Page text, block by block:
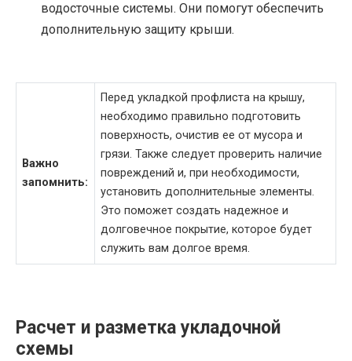
водосточные системы. Они помогут обеспечить
дополнительную защиту крыши.
Важно
запомнить:
Перед укладкой профлиста на крышу,
необходимо правильно подготовить
поверхность, очистив ее от мусора и
грязи. Также следует проверить наличие
повреждений и, при необходимости,
установить дополнительные элементы.
Это поможет создать надежное и
долговечное покрытие, которое будет
служить вам долгое время.
Расчет и разметка укладочной
схемы